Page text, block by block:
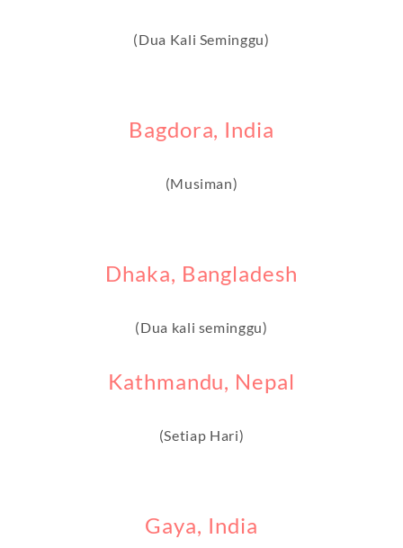
(Dua Kali Seminggu)
Bagdora, India
(Musiman)
Dhaka, Bangladesh
(Dua kali seminggu)
Kathmandu, Nepal
(Setiap Hari)
Gaya, India